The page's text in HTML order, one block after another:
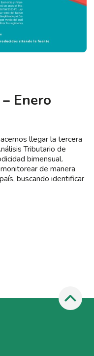
Enero
llegar la tercera
Tributario de
bimensual.
de manera
buscando identificar